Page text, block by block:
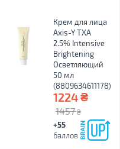
Крем для лица
Axis-Y TXA
2.5% Intensive
Brightening
Осветляющий
50 мл
(8809634611178)
1224₴
1457 ₴
+55
баллов